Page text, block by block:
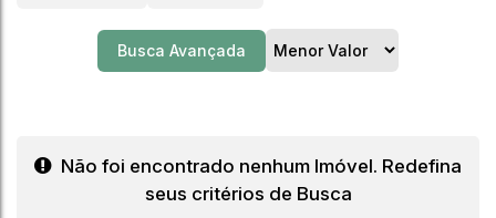
Busca Avançada
Não foi encontrado nenhum Imóvel. Redefina
seus critérios de Busca